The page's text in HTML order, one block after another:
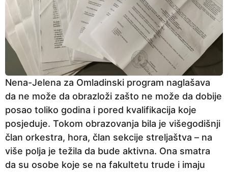
Nena-Jelena za Omladinski program naglašava
da ne može da obrazloži zašto ne može da dobije
posao toliko godina i pored kvalifikacija koje
posjeduje. Tokom obrazovanja bila je višegodišnji
član orkestra, hora, član sekcije streljaštva – na
više polja je težila da bude aktivna. Ona smatra
da su osobe koje se na fakultetu trude i imaju